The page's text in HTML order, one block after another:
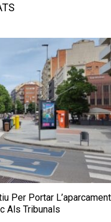
Per Portar L’aparcament
Als Tribunals